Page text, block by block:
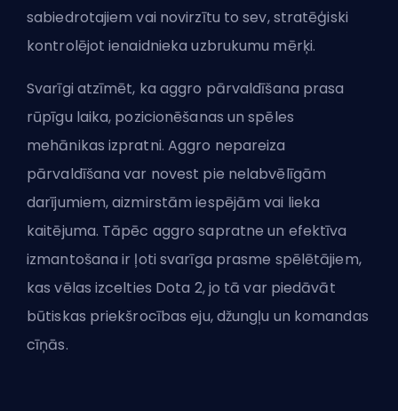
sabiedrotajiem vai novirzītu to sev, stratēģiski
kontrolējot ienaidnieka uzbrukumu mērķi.
Svarīgi atzīmēt, ka aggro pārvaldīšana prasa
rūpīgu laika, pozicionēšanas un spēles
mehānikas izpratni. Aggro nepareiza
pārvaldīšana var novest pie nelabvēlīgām
darījumiem, aizmirstām iespējām vai lieka
kaitējuma. Tāpēc aggro sapratne un efektīva
izmantošana ir ļoti svarīga prasme spēlētājiem,
kas vēlas izcelties Dota 2, jo tā var piedāvāt
būtiskas priekšrocības eju, džungļu un komandas
cīņās.